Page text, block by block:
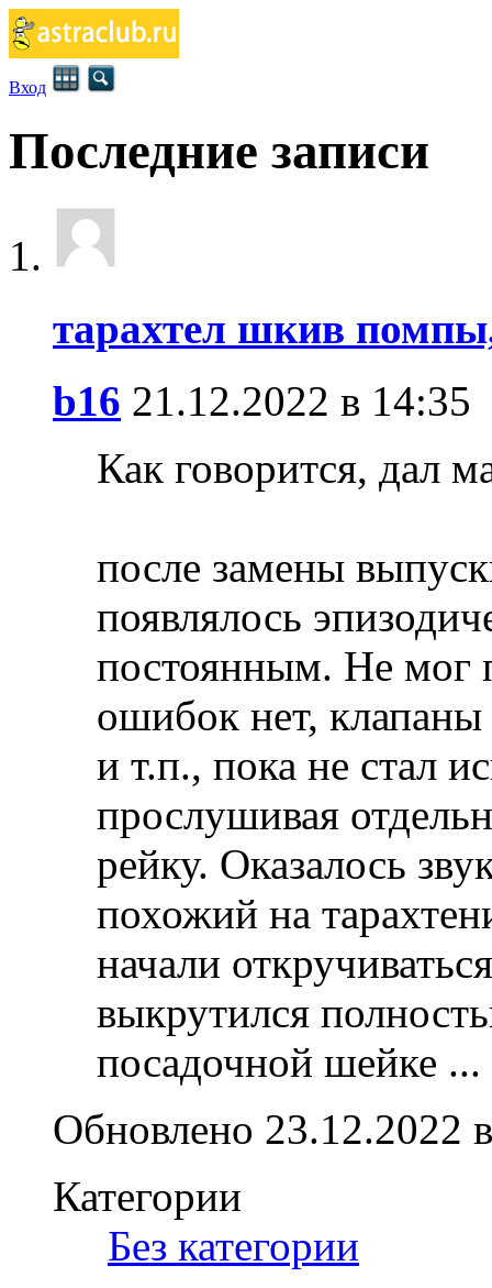
Вход
Последние записи
тарахтел шкив
b16 21.12.2022 в 14:35
Как говорится, дал
после замены
появлялось
постоянным. Не мог
ошибок нет,
и т.п., пока не стал
прослушивая
рейку. Оказалось
похожий на
начали
выкрутился
посадочной шейке ...
Обновлено 23.12.2022
Категории
Без категории